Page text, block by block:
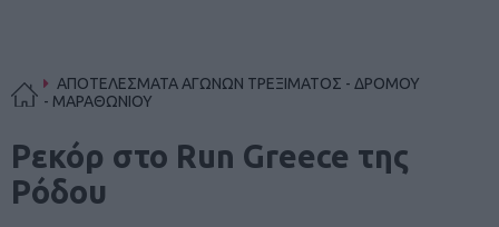
ΑΠΟΤΕΛΕΣΜΑΤΑ ΑΓΩΝΩΝ ΤΡΕΞΙΜΑΤΟΣ - ΔΡΟΜΟΥ
- ΜΑΡΑΘΩΝΙΟΥ
Ρεκόρ στο Run Greece της
Ρόδου